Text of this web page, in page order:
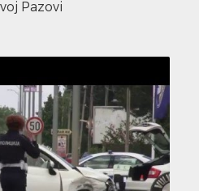
Pazovi